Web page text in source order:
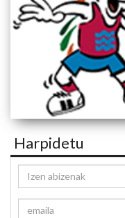
Harpidetu